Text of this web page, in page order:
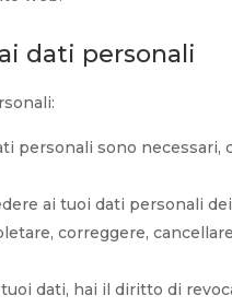
dati personali
personali sono necessari,
ai tuoi dati personali
correggere,
dati, hai il diritto di